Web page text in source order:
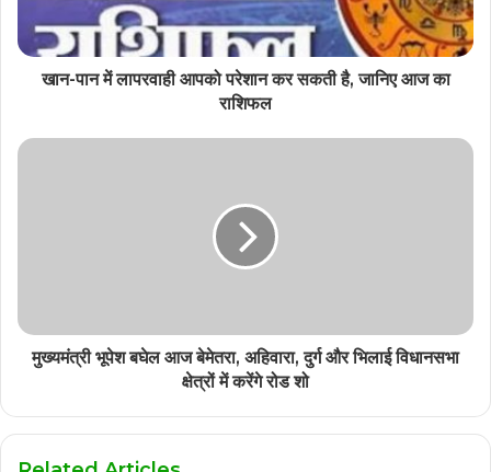
खान-पान में लापरवाही आपको परेशान कर सकती है, जानिए आज का
राशिफल
मुख्यमंत्री भूपेश बघेल आज बेमेतरा, अहिवारा, दुर्ग और भिलाई विधानसभा
क्षेत्रों में करेंगे रोड शो